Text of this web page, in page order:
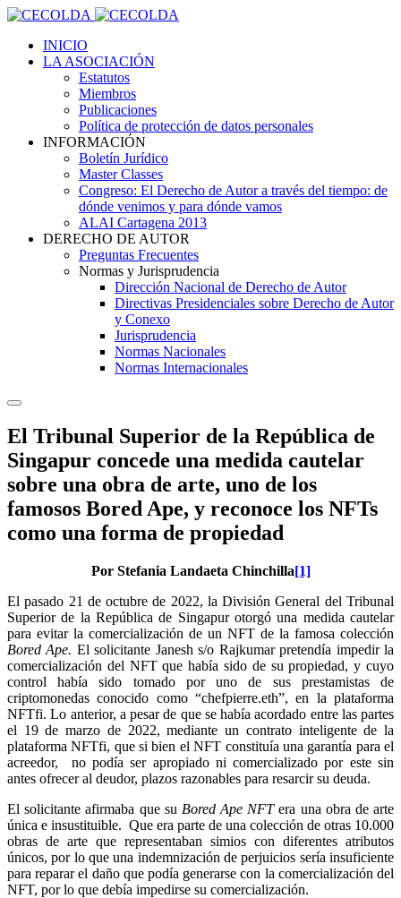
INICIO
LA ASOCIACIÓN
Estatutos
Miembros
Publicaciones
Política de protección de datos personales
INFORMACIÓN
Boletín Jurídico
Master Classes
Congreso: El Derecho de Autor a través del tiempo: de
dónde venimos y para dónde vamos
ALAI Cartagena 2013
DERECHO DE AUTOR
Preguntas Frecuentes
Normas y Jurisprudencia
Dirección Nacional de Derecho de Autor
Directivas Presidenciales sobre Derecho de Autor
y Conexo
Jurisprudencia
Normas Nacionales
Normas Internacionales
El Tribunal Superior de la República de
Singapur concede una medida cautelar
sobre una obra de arte, uno de los
famosos Bored Ape, y reconoce los NFTs
como una forma de propiedad
Por Stefania Landaeta Chinchilla[1]
El pasado 21 de octubre de 2022, la División General del Tribunal
Superior de la República de Singapur otorgó una medida cautelar
para evitar la comercialización de un NFT de la famosa colección
Bored Ape. El solicitante Janesh s/o Rajkumar pretendía impedir la
comercialización del NFT que había sido de su propiedad, y cuyo
control había sido tomado por uno de sus prestamistas de
criptomonedas conocido como “chefpierre.eth”, en la plataforma
NFTfi. Lo anterior, a pesar de que se había acordado entre las partes
el 19 de marzo de 2022, mediante un contrato inteligente de la
plataforma NFTfi, que si bien el NFT constituía una garantía para el
acreedor, no podía ser apropiado ni comercializado por este sin
antes ofrecer al deudor, plazos razonables para resarcir su deuda.
El solicitante afirmaba que su Bored Ape NFTera una obra de arte
única e insustituible. Que era parte de una colección de otras 10.000
obras de arte que representaban simios con diferentes atributos
únicos, por lo que una indemnización de perjuicios sería insuficiente
para reparar el daño que podía generarse con la comercialización del
NFT, por lo que debía impedirse su comercialización.